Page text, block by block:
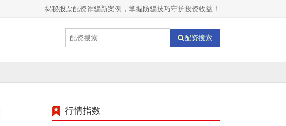
揭秘股票配资诈骗新案例，掌握防骗技巧守护投资收益！
配资搜索
行情指数